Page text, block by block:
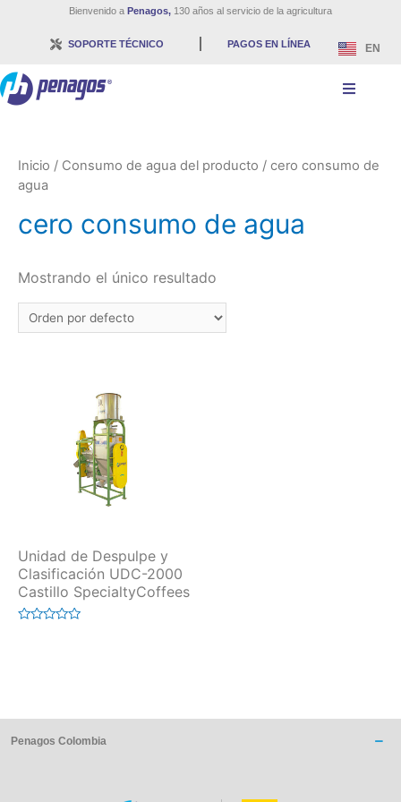
Bienvenido a Penagos, 130 años al servicio de la agricultura
SOPORTE TÉCNICO PAGOS EN LÍNEA EN
Inicio / Consumo de agua del producto / cero consumo de
agua
cero consumo de agua
Mostrando el único resultado
Unidad de Despulpe y
Clasificación UDC-2000
Castillo SpecialtyCoffees
Penagos Colombia